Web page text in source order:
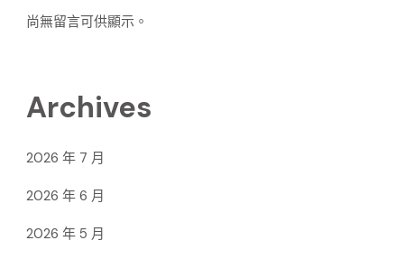
尚無留言可供顯示。
Archives
2026 年 7 月
2026 年 6 月
2026 年 5 月